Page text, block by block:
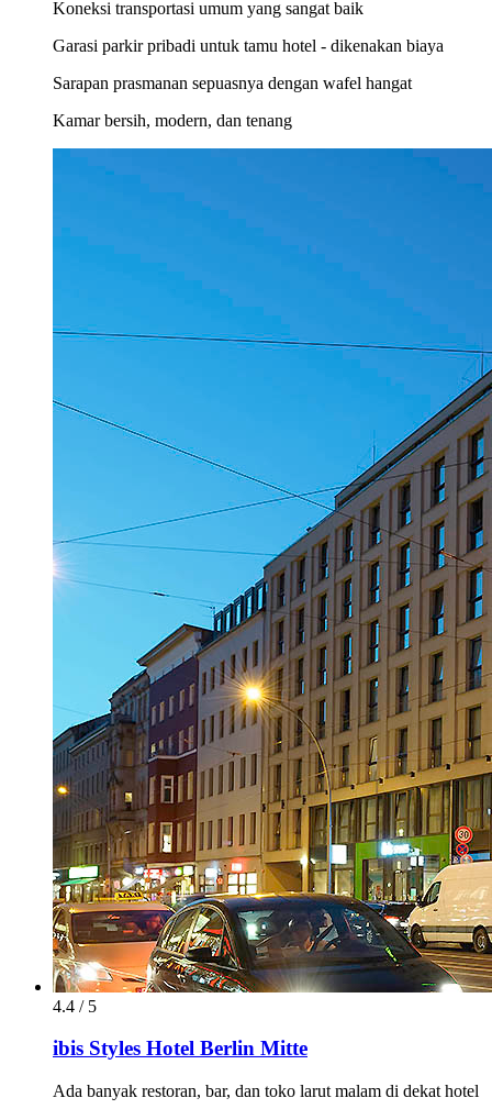
Koneksi transportasi umum yang sangat baik
Garasi parkir pribadi untuk tamu hotel - dikenakan biaya
Sarapan prasmanan sepuasnya dengan wafel hangat
Kamar bersih, modern, dan tenang
4.4 / 5
ibis Styles Hotel Berlin Mitte
Ada banyak restoran, bar, dan toko larut malam di dekat hotel